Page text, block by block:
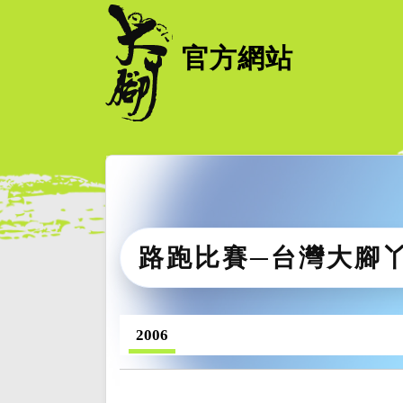
官方網站
路跑比賽─台灣大腳
2006